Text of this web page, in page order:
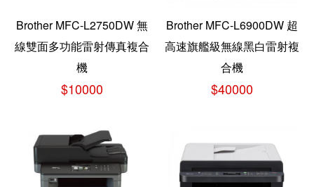
Brother MFC-L2750DW 無
線雙面多功能雷射傳真複合
機
$10000
Brother MFC-L6900DW 超
高速旗艦級無線黑白雷射複
合機
$40000